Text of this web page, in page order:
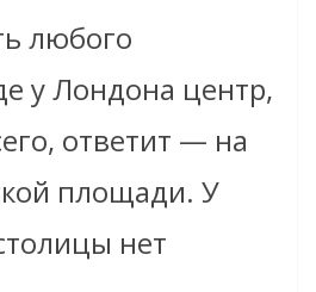
любого
у Лондона центр,
ответит — на
площади. У
нет